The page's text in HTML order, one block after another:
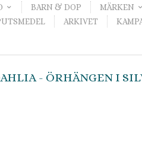
BARN & DOP MÄRKEN
ARKIVET
- ÖRHÄNGEN I